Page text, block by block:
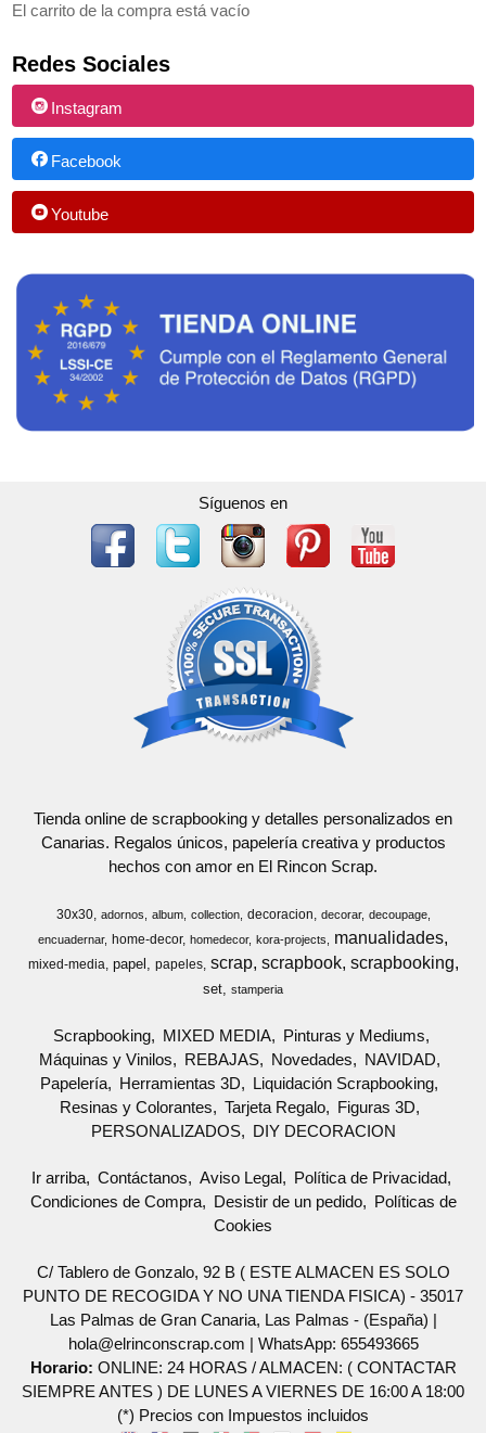
El carrito de la compra está vacío
Redes Sociales
Instagram
Facebook
Youtube
Síguenos en
Tienda online de scrapbooking y detalles personalizados en
Canarias. Regalos únicos, papelería creativa y productos
hechos con amor en El Rincon Scrap.
30x30 adornos album collection decoracion decorar
decoupage
encuadernar
home-decor homedecor kora-projects manualidades
mixed-media papel papeles scrap scrapbook scrapbooking
set stamperia
Scrapbooking MIXED MEDIA
Pinturas y Mediums
Máquinas y Vinilos
REBAJAS Novedades
NAVIDAD
Papelería
Herramientas 3D
Liquidación Scrapbooking
Resinas y Colorantes
Tarjeta Regalo
Figuras 3D
PERSONALIZADOS
DIY DECORACION
Ir arriba Contáctanos Aviso Legal
Política de Privacidad
Condiciones de Compra
Desistir de un pedido
Políticas de
Cookies
C/ Tablero de Gonzalo, 92 B ( ESTE ALMACEN ES SOLO
PUNTO DE RECOGIDA Y NO UNA TIENDA FISICA) - 35017
Las Palmas de Gran Canaria, Las Palmas - (España) |
hola@elrinconscrap.com | WhatsApp: 655493665
Horario: ONLINE: 24 HORAS / ALMACEN: ( CONTACTAR
SIEMPRE ANTES ) DE LUNES A VIERNES DE 16:00 A 18:00
(*) Precios con Impuestos incluidos